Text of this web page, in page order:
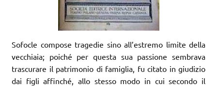
Sofocle compose tragedie sino all’estremo limite della
vecchiaia; poiché per questa sua passione sembrava
trascurare il patrimonio di famiglia, fu citato in giudizio
dai figli affinché, allo stesso modo in cui secondo il